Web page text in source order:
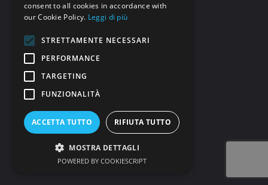
consent to all cookies in accordance with
our Cookie Policy. Leggi di più
STRETTAMENTE NECESSARI
PERFORMANCE
TARGETING
FUNZIONALITÀ
ACCETTA TUTTO RIFIUTA TUTTO
MOSTRA DETTAGLI
POWERED BY COOKIESCRIPT